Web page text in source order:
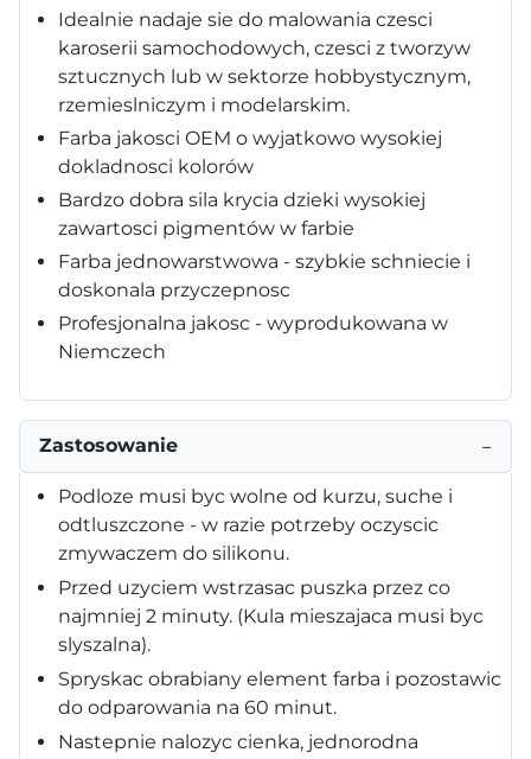
Idealnie nadaje sie do malowania czesci
karoserii samochodowych, czesci z tworzyw
sztucznych lub w sektorze hobbystycznym,
rzemieslniczym i modelarskim.
Farba jakosci OEM o wyjatkowo wysokiej
dokladnosci kolorów
Bardzo dobra sila krycia dzieki wysokiej
zawartosci pigmentów w farbie
Farba jednowarstwowa - szybkie schniecie i
doskonala przyczepnosc
Profesjonalna jakosc - wyprodukowana w
Niemczech
Zastosowanie −
Podloze musi byc wolne od kurzu, suche i
odtluszczone - w razie potrzeby oczyscic
zmywaczem do silikonu.
Przed uzyciem wstrzasac puszka przez co
najmniej 2 minuty. (Kula mieszajaca musi byc
slyszalna).
Spryskac obrabiany element farba i pozostawic
do odparowania na 60 minut.
Nastepnie nalozyc cienka, jednorodna